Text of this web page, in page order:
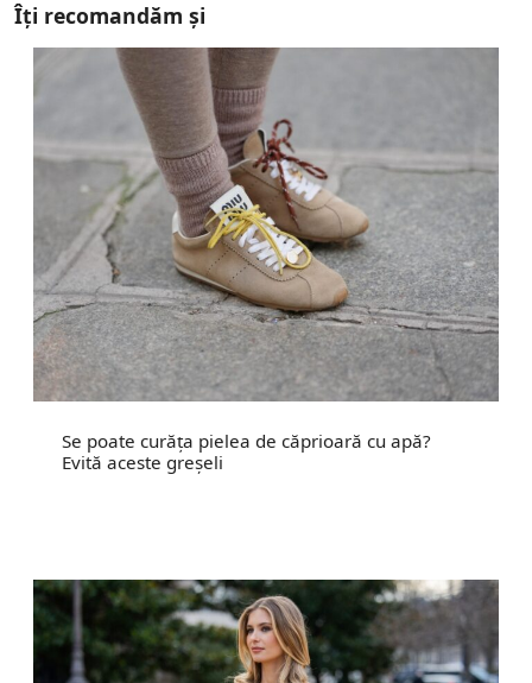
Îți recomandăm și
Se poate curăța pielea de căprioară cu apă?
Evită aceste greșeli